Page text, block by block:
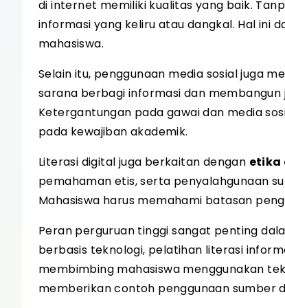
di internet memiliki kualitas yang baik.
informasi yang keliru atau dangkal. Hal ini
mahasiswa.
Selain itu, penggunaan media sosial juga
sarana berbagi informasi dan
Ketergantungan pada gawai dan media
pada kewajiban akademik.
Literasi digital juga berkaitan dengan etika
pemahaman etis, serta penyalahgunaan
Mahasiswa harus memahami batasan
Peran perguruan tinggi sangat penting
berbasis teknologi, pelatihan literasi
membimbing mahasiswa menggunakan
memberikan contoh penggunaan sumber